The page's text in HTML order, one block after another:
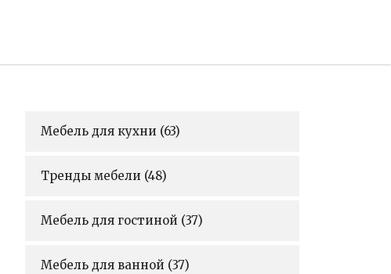
Мебель для кухни (63)
Тренды мебели (48)
Мебель для гостиной (37)
Мебель для ванной (37)